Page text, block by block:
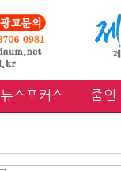
뉴스포커스 줌인